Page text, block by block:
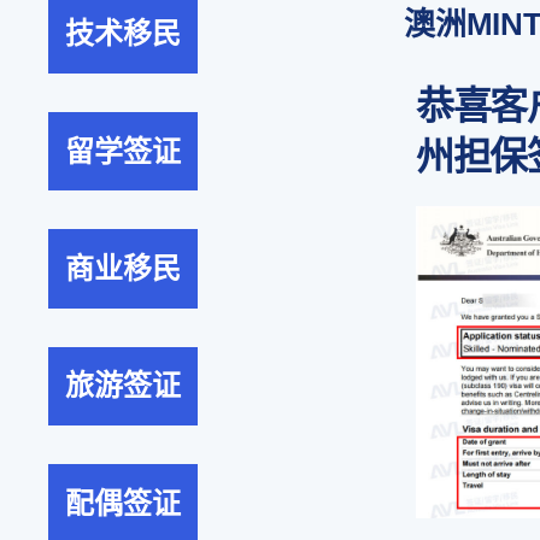
技术移民
留学签证
商业移民
旅游签证
配偶签证
澳洲
恭喜客
州担保